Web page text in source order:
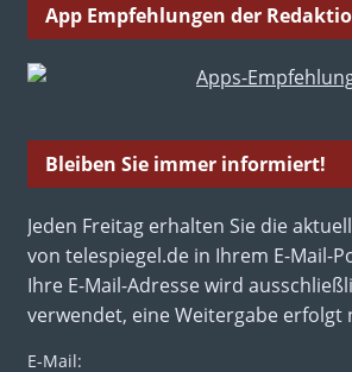
App Empfehlungen der
Bleiben Sie immer informiert!
Jeden Freitag erhalten Sie die
von telespiegel.de in Ihrem E-Mail-
Ihre E-Mail-Adresse wird
verwendet, eine Weitergabe erfolgt
E-Mail: